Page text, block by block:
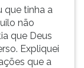
que tinha a
não
que Deus
Expliquei
que a